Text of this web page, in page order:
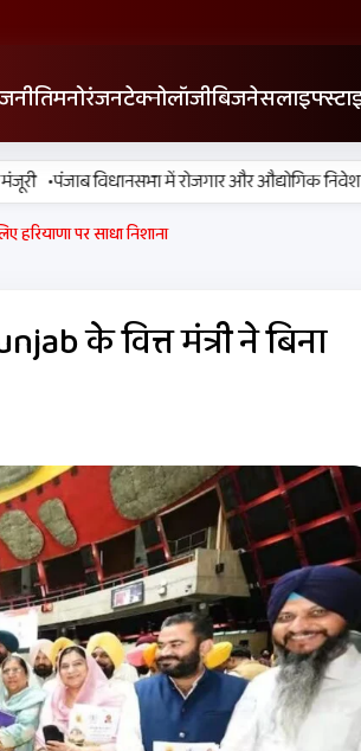
मनोरंजनटेक्नोलॉजीबिजनेस
•पंजाब विधानसभा में रोजगार और औद्योगिक निवेश पर
हरियाणा पर साधा निशाना
के वित्त मंत्री ने बिना